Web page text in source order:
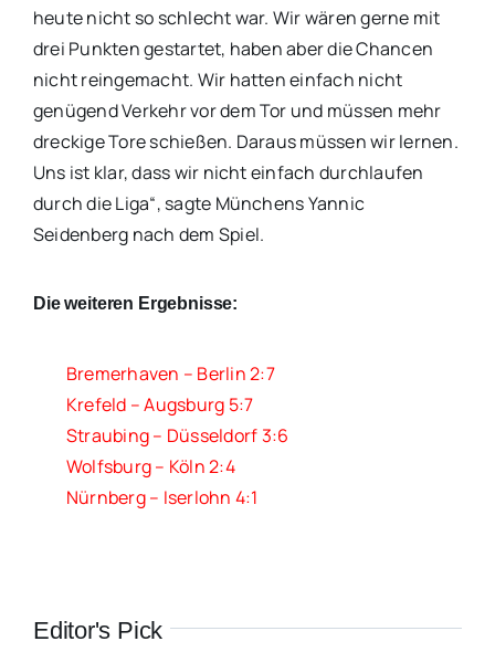
heute nicht so schlecht war. Wir wären gerne mit
drei Punkten gestartet, haben aber die Chancen
nicht reingemacht. Wir hatten einfach nicht
genügend Verkehr vor dem Tor und müssen mehr
dreckige Tore schießen. Daraus müssen wir lernen.
Uns ist klar, dass wir nicht einfach durchlaufen
durch die Liga“, sagte Münchens Yannic
Seidenberg nach dem Spiel.
Die weiteren Ergebnisse:
Bremerhaven – Berlin 2:7
Krefeld – Augsburg 5:7
Straubing – Düsseldorf 3:6
Wolfsburg – Köln 2:4
Nürnberg – Iserlohn 4:1
Editor's Pick